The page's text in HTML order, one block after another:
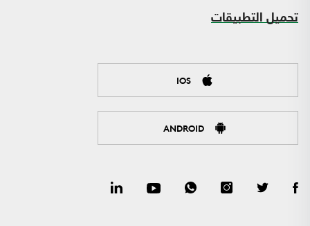
تحميل التطبيقات
IOS
ANDROID